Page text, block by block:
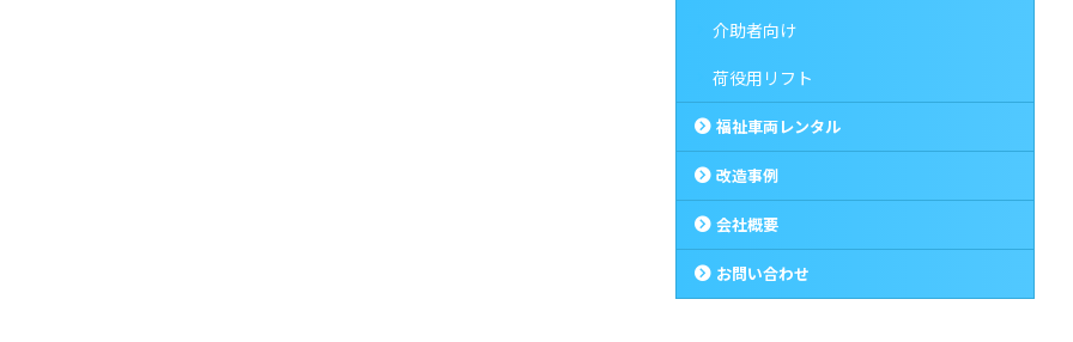
介助者向け
荷役用リフト
福祉車両レンタル
改造事例
会社概要
お問い合わせ